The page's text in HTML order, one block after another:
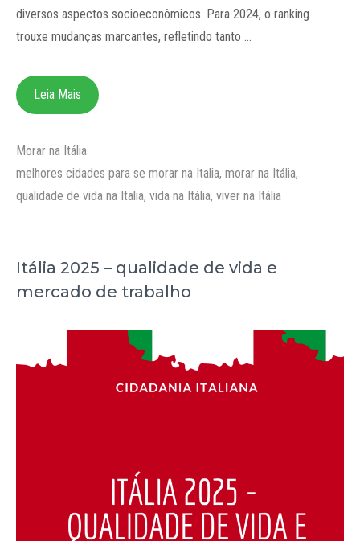
diversos aspectos socioeconômicos. Para 2024, o ranking
trouxe mudanças marcantes, refletindo tanto …
Leia Mais
Categorias
Morar na Itália
Tags
melhores cidades para se morar na Italia, morar na Itália,
qualidade de vida na Italia, vida na Itália, viver na Itália
Itália 2025 – qualidade de vida e
mercado de trabalho